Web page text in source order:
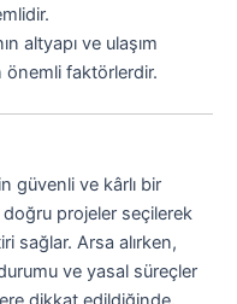
altyapı ve ulaşım
önemli faktörlerdir.
güvenli ve kârlı bir
projeler seçilerek
sağlar. Arsa alırken,
ve yasal süreçler